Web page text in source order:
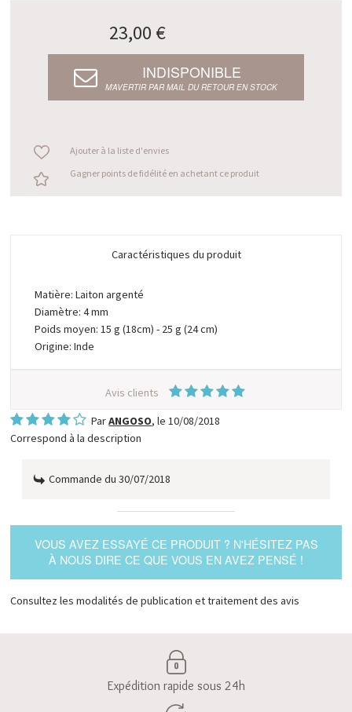
23,00 €
INDISPONIBLE
M’AVERTIR PAR MAIL DU RETOUR EN STOCK
Ajouter à la liste d'envies
Gagner points de fidélité en achetant ce produit
Caractéristiques du produit
Matière: Laiton argenté
Diamètre: 4 mm
Poids moyen: 15 g (18cm) - 25 g (24 cm)
Origine: Inde
Avis clients
ParANGOSO, le10/08/2018
Correspond à la description
Commande du 30/07/2018
VOUS AVEZ ESSAYÉ CE PRODUIT ? N'HÉSITEZ PAS
À NOUS DIRE CE QUE VOUS EN AVEZ PENSÉ !
Consultez les modalités de publication et traitement des avis
Expédition rapide sous 24h